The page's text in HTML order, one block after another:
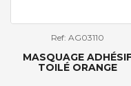
Ref: AG03110
MASQUAGE
TOILÉ ORANGE